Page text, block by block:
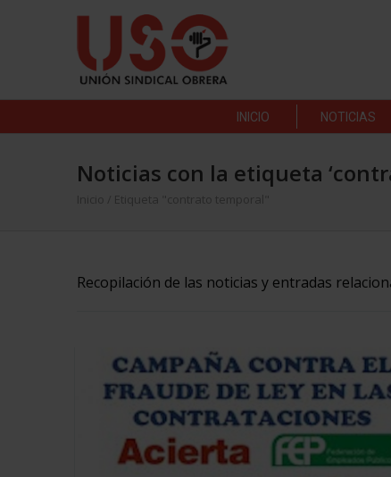
INICIO NOTICIAS
Noticias con la etiqueta
Inicio Etiqueta "contrato temporal"
Recopilación de las noticias y entradas